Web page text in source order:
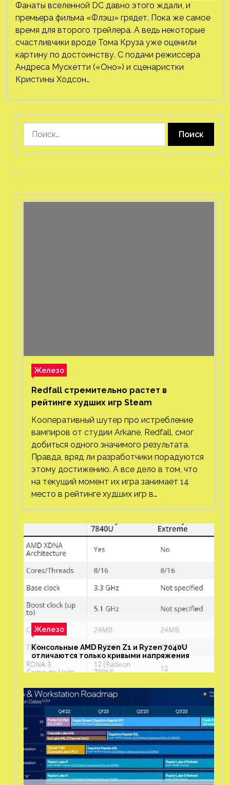
Фанаты вселенной DC давно этого ждали, и
премьера фильма «Флэш» грядет. Пока же самое
время для второго трейлера. А ведь некоторые
счастливчики вроде Тома Круза уже оценили
картину по достоинству. С подачи режиссера
Андреса Мускетти («Оно») и сценаристки
Кристины Ходсон…
Железо
Redfall стремительно растет в
рейтинге худших игр Steam
Кооперативный шутер про истребление
вампиров от студии Arkane, Redfall, смог
добиться одного значимого результата.
Правда, вряд ли разработчики порадуются
этому достижению. А все дело в том, что
на текущий момент их игра занимает 14
место в рейтинге худших игр в…
Железо
Консольные AMD Ryzen Z1 и Ryzen 7040U
отличаются только кривыми напряжения